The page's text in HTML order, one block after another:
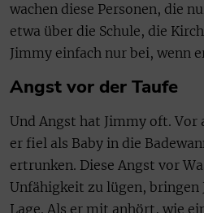
wachen diese Personen, die
etwa über die Schule, die
Jimmy einfach nur bei, wenn
Angst vor der Taufe
Und Angst hat Jimmy oft. Vor
er fiel als Baby in die
ertrunken. Diese Angst vor
Unfähigkeit zu lügen, bringen
Lage. Als er mit anhört, wie